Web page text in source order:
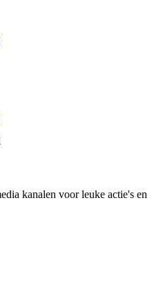
kanalen voor leuke actie's en